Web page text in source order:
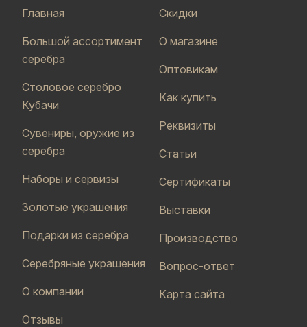
Главная
Большой ассортимент
серебра
Столовое серебро
Кубачи
Сувениры, оружие из
серебра
Наборы и сервизы
Золотые украшения
Подарки из серебра
Серебряные украшения
О компании
Отзывы
Скидки
О магазине
Оптовикам
Как купить
Реквизиты
Статьи
Сертификаты
Выставки
Производство
Вопрос-ответ
Карта сайта